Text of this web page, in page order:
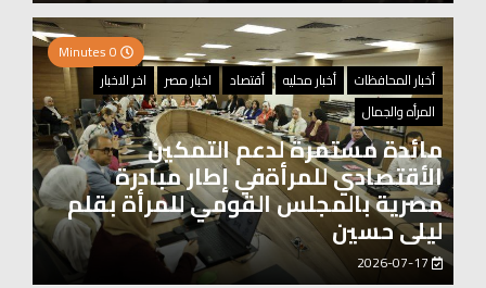
أخبار المحافظات
أخبار محليه أقتصاد اخبار مصر
اخر الاخبار
المرأه والجمال
مائدة مستمرة لدعم التمكين
الأقتصادي للمرأةفي إطار مبادرة
مصرية بالمجلس القومي للمرأة بقلم
ليلى حسين
2026-07-17